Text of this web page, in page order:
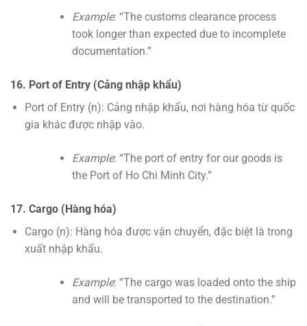
Example: “The customs clearance process
took longer than expected due to incomplete
documentation.”
16. Port of Entry (Cảng nhập khẩu)
Port of Entry (n): Cảng nhập khẩu, nơi hàng hóa từ quốc
gia khác được nhập vào.
Example: “The port of entry for our goods is
the Port of Ho Chi Minh City.”
17. Cargo (Hàng hóa)
Cargo (n): Hàng hóa được vận chuyển, đặc biệt là trong
xuất nhập khẩu.
Example: “The cargo was loaded onto the ship
and will be transported to the destination.”